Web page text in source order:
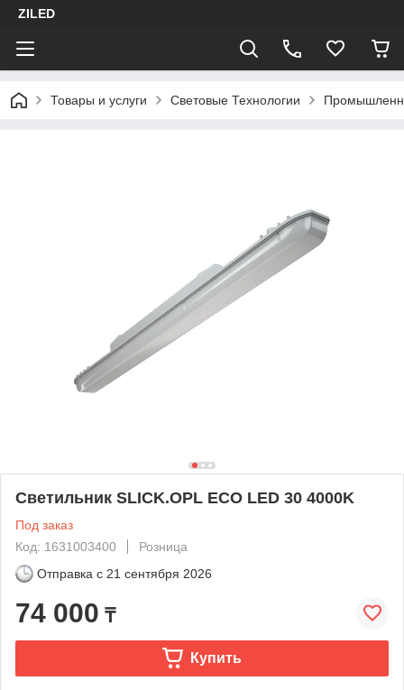
ZILED
Товары и услуги Световые Технологии
Светильник SLICK.OPL ECO LED 30 4000K
Под заказ
Код: 1631003400
Розница
Отправка с 21 сентября 2026
74 000 ₸
Купить